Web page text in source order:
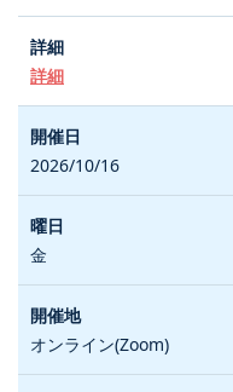
詳細
2026/10/16
金
オンライン(Zoom)